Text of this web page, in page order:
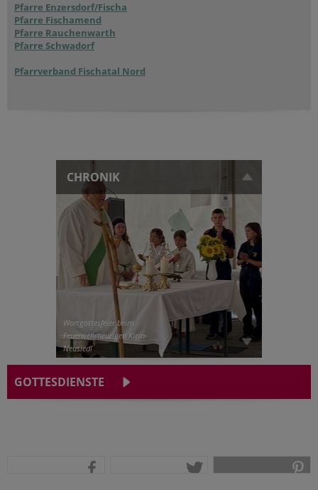
Pfarre Enzersdorf/Fischa
Pfarre Fischamend
Pfarre Rauchenwarth
Pfarre Schwadorf
Pfarrverband Fischatal Nord
CHRONIK
Wortgottesfeier beim
Feuerwehrheurigen Klein-
Neusiedl
GOTTESDIENSTE